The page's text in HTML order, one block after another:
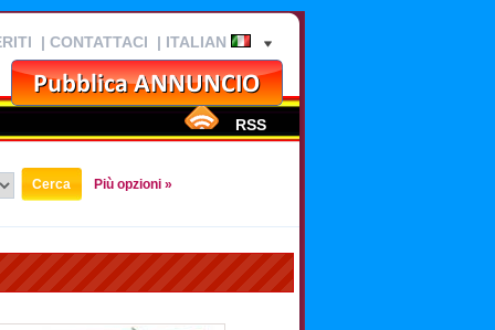
| CONTATTACI | ITALIAN
RSS
Più opzioni »